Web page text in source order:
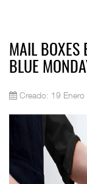
MAIL BOXES
BLUE
Creado: 19